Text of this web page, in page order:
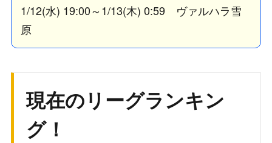
1/12(水) 19:00～1/13(木) 0:59 ヴァルハラ雪
原
現在のリーグランキン
グ！